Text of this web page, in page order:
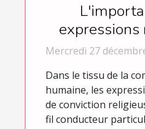
dans la
Mercredi 27
Dans le tissu de la
humaine, les
de conviction
fil conducteur